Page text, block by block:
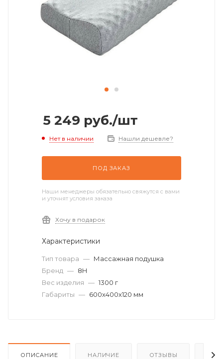
5 249 руб./шт
Нет в наличии Нашли дешевле?
ПОД ЗАКАЗ
Наши менеджеры обязательно свяжутся с вами
и уточнят условия заказа
Хочу в подарок
Характеристики
Тип товара — Массажная подушка
Бренд — 8H
Вес изделия — 1300 г
Габариты — 600x400x120 мм
ОПИСАНИЕ НАЛИЧИЕ ОТЗЫВЫ